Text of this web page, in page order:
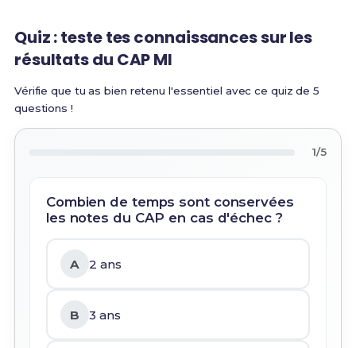
Quiz : teste tes connaissances sur les
résultats du CAP MI
Vérifie que tu as bien retenu l'essentiel avec ce quiz de 5
questions !
1/5
Combien de temps sont conservées
les notes du CAP en cas d'échec ?
A 2 ans
B 3 ans